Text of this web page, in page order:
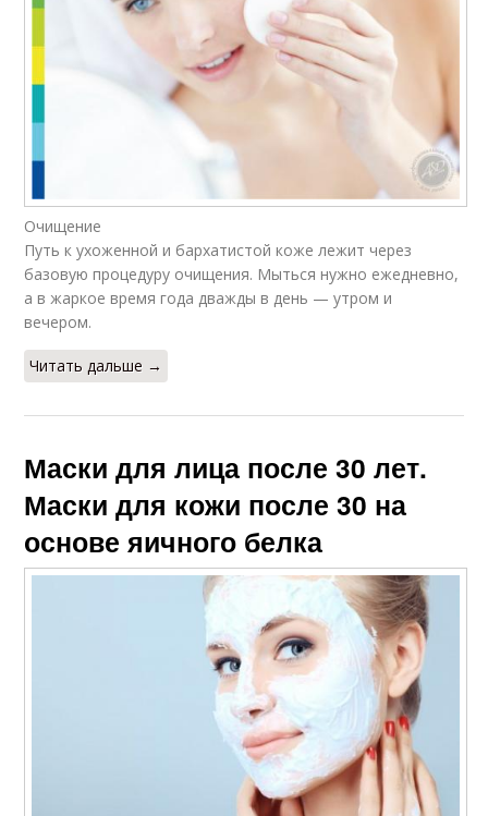
Очищение
Путь к ухоженной и бархатистой коже лежит через
базовую процедуру очищения. Мыться нужно ежедневно,
а в жаркое время года дважды в день — утром и
вечером.
Читать дальше →
Маски для лица после 30 лет.
Маски для кожи после 30 на
основе яичного белка